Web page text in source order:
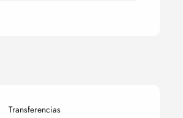
Transferencias